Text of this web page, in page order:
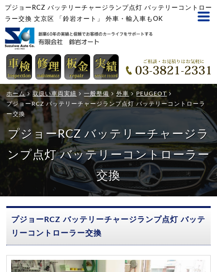
プジョーRCZ バッテリーチャージランプ点灯 バッテリーコントロー
ラー交換 文京区 「鈴岩オート」 外車・輸入車もOK
ホーム 取扱い車両実績 一般整備 外車
PEUGEOT
プジョーRCZ バッテリーチャージランプ点灯 バッテリーコントローラ
ー交換
プジョーRCZ バッテリーチャージラ
ンプ点灯 バッテリーコントローラー
交換
プジョーRCZ バッテリーチャージランプ点灯 バッテ
リーコントローラー交換